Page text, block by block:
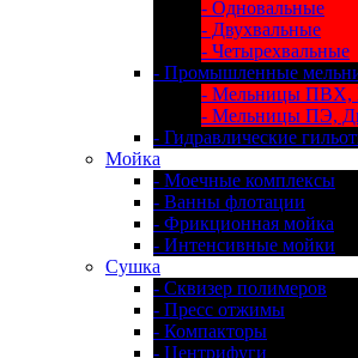
- Одновальные
- Двухвальные
- Четырехвальные
- Промышленные
- Мельницы ПВХ,
- Мельницы ПЭ,
- Гидравлические
Мойка
- Моечные комплексы
- Ванны флотации
- Фрикционная мойка
- Интенсивные мойки
Сушка
- Сквизер полимеров
- Пресс отжимы
- Компакторы
- Центрифуги